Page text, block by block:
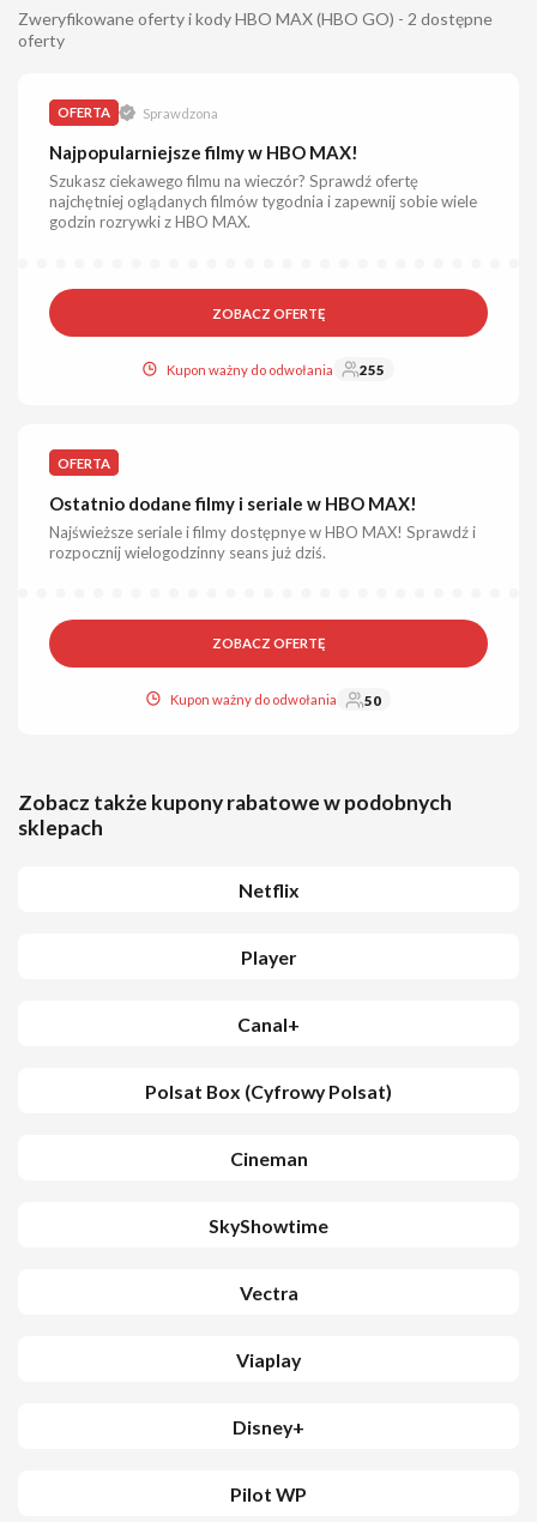
Zweryfikowane oferty i kody HBO MAX (HBO GO) - 2 dostępne
oferty
OFERTA Sprawdzona
Najpopularniejsze filmy w HBO MAX!
Szukasz ciekawego filmu na wieczór? Sprawdź ofertę
najchętniej oglądanych filmów tygodnia i zapewnij sobie wiele
godzin rozrywki z HBO MAX.
ZOBACZ OFERTĘ
Kupon ważny do odwołania 255
OFERTA
Ostatnio dodane filmy i seriale w HBO MAX!
Najświeższe seriale i filmy dostępnye w HBO MAX! Sprawdź i
rozpocznij wielogodzinny seans już dziś.
ZOBACZ OFERTĘ
Kupon ważny do odwołania 50
Zobacz także kupony rabatowe w podobnych
sklepach
Netflix
Player
Canal+
Polsat Box (Cyfrowy Polsat)
Cineman
SkyShowtime
Vectra
Viaplay
Disney+
Pilot WP